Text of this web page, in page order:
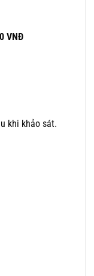
VNĐ
khi khảo sát.